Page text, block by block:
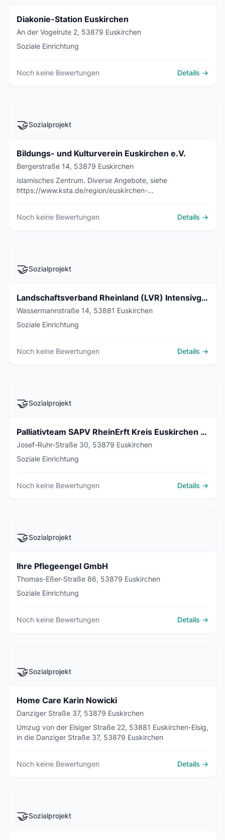
Diakonie-Station Euskirchen
An der Vogelrute 2, 53879 Euskirchen
Soziale Einrichtung
Noch keine Bewertungen Details →
🤝Sozialprojekt
Bildungs- und Kulturverein Euskirchen e.V.
Bergerstraße 14, 53879 Euskirchen
islamisches Zentrum. Diverse Angebote, siehe
https://www.ksta.de/region/euskirchen-
Noch keine Bewertungen Details →
🤝Sozialprojekt
Landschaftsverband Rheinland (LVR) Intensivgruppe Wassermannstraße
Wassermannstraße 14, 53881 Euskirchen
Soziale Einrichtung
Noch keine Bewertungen Details →
🤝Sozialprojekt
Palliativteam SAPV RheinErft Kreis Euskirchen | Bonn
Josef-Ruhr-Straße 30, 53879 Euskirchen
Soziale Einrichtung
Noch keine Bewertungen Details →
🤝Sozialprojekt
Ihre Pflegeengel GmbH
Thomas-Eßer-Straße 86, 53879 Euskirchen
Soziale Einrichtung
Noch keine Bewertungen Details →
🤝Sozialprojekt
Home Care Karin Nowicki
Danziger Straße 37, 53879 Euskirchen
Umzug von der Elsiger Straße 22, 53881 Euskirchen-Elsig,
in die Danziger Straße 37, 53879 Euskirchen
Noch keine Bewertungen Details →
🤝Sozialprojekt